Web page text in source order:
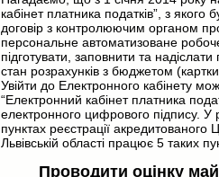
кабінет платника податків”, з якого
договір з контролюючим органом
персональне автоматизоване
підготувати, заповнити та
стан розрахунків з бюджетом
Увійти до Електронного кабінету
“Електронний кабінет платника
електронного цифрового підпису. У
пунктах реєстрації акредитованого
Львівській області працює 5 таких
Проводити оцінку